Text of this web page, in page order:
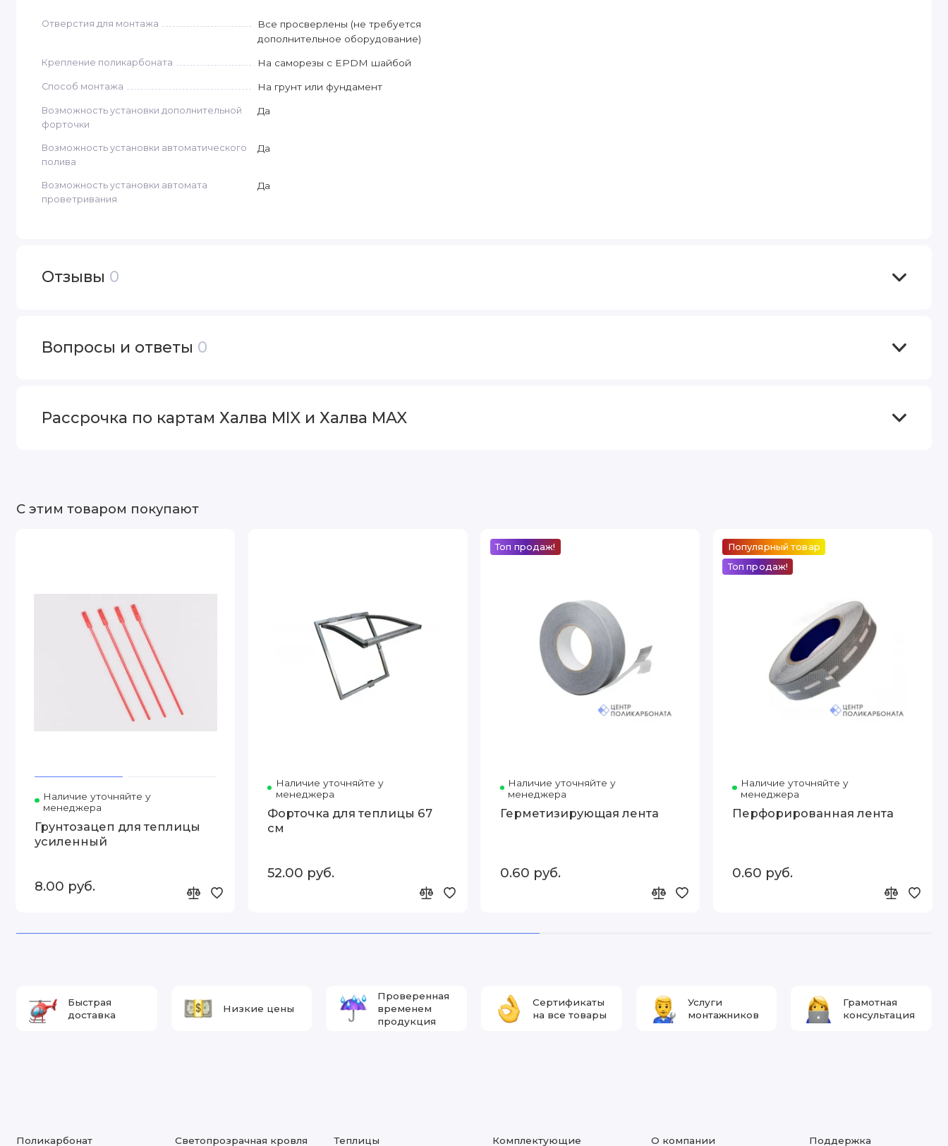
Отверстия для монтажа
Все просверлены (не требуется
дополнительное оборудование)
Крепление поликарбоната На саморезы с EPDM шайбой
Способ монтажа На грунт или фундамент
Возможность установки дополнительной
форточки
Да
Возможность установки автоматического
полива
Да
Возможность установки автомата
проветривания
Да
Отзывы 0
Вопросы и ответы 0
Рассрочка по картам Халва MIX и Халва MAX
С этим товаром покупают
Наличие уточняйте у
менеджера
Грунтозацеп для теплицы
усиленный
8.00 руб.
Наличие уточняйте у
менеджера
Форточка для теплицы 67
см
52.00 руб.
Топ продаж!
Наличие уточняйте у
менеджера
Герметизирующая лента
0.60 руб.
Популярный товар
Топ продаж!
Наличие уточняйте у
менеджера
Перфорированная лента
0.60 руб.
Быстрая
доставка
Низкие цены
Проверенная
временем
продукция
Сертификаты
на все товары
Услуги
монтажников
Грамотная
консультация
Поликарбонат Светопрозрачная кровля Теплицы Комплектующие О компании Поддержка